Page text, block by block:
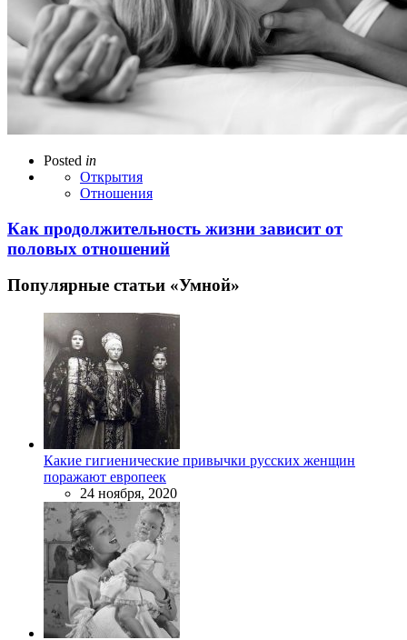
Posted in
Открытия
Отношения
Как продолжительность жизни зависит от
половых отношений
Популярные статьи «Умной»
Какие гигиенические привычки русских женщин
поражают европеек
24 ноября, 2020